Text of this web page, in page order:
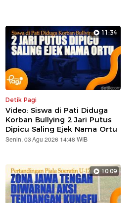
11:34
Detik Pagi
Video: Siswa di Pati Diduga
Korban Bullying 2 Jari Putus
Dipicu Saling Ejek Nama Ortu
Senin, 03 Agu 2026 14:48 WIB
10:09